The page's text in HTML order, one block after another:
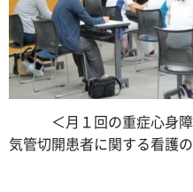
＜月１回の重症心
気管切開患者に関する看護